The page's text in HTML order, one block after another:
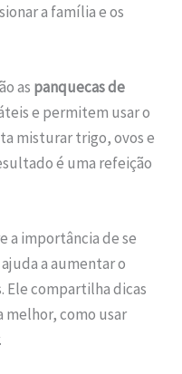
a família e os
as panquecas de
e permitem usar o
misturar trigo, ovos e
é uma refeição
a importância de se
a aumentar o
Ele compartilha dicas
melhor, como usar